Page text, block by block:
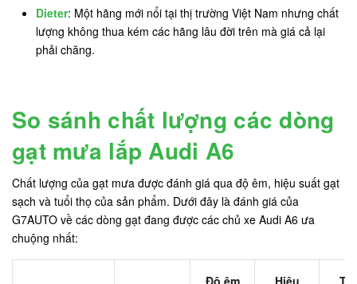
Dieter: Một hãng mới nổi tại thị trường Việt Nam nhưng chất
lượng không thua kém các hãng lâu đời trên mà giá cả lại
phải chăng.
So sánh chất lượng các dòng
gạt mưa lắp Audi A6
Chất lượng của gạt mưa được đánh giá qua độ êm, hiệu suất gạt
sạch và tuổi thọ của sản phẩm. Dưới đây là đánh giá của
G7AUTO về các dòng gạt đang được các chủ xe Audi A6 ưa
chuộng nhất: